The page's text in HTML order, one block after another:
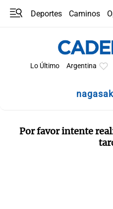
Deportes Caminos
Lo Último Argentina
Por favor intente